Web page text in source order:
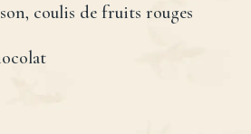
coulis de fruits rouges